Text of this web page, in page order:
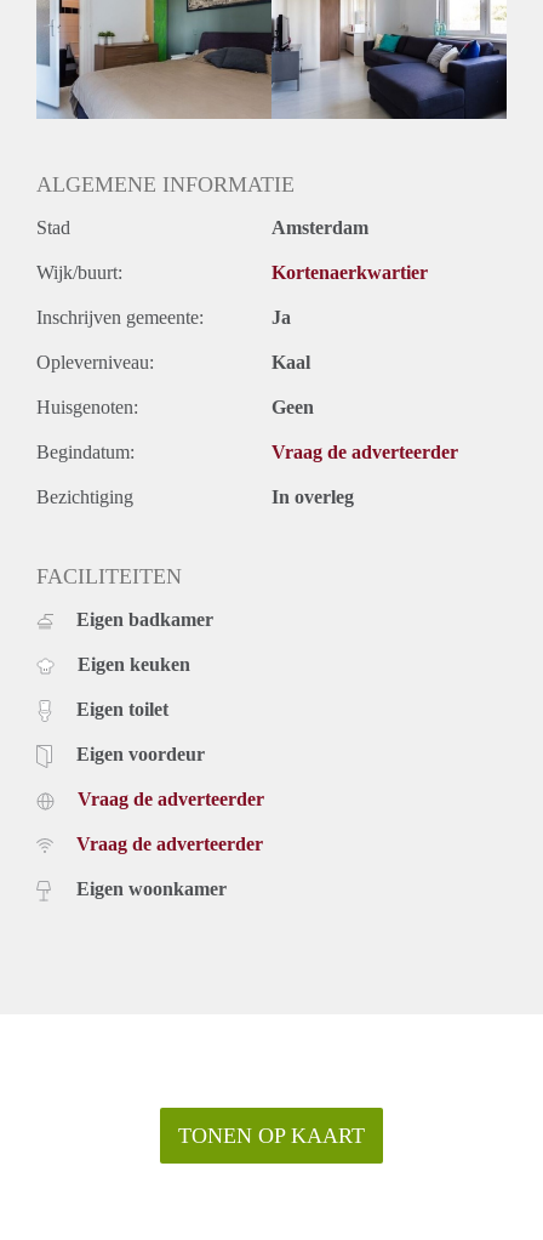
Inkomen eis
N.V.T.
Huurtermijn
Onbepaalde termijn
Oplevering
ALGEMENE INFORMATIE
Stad Amsterdam
Wijk/buurt: Kortenaerkwartier
Inschrijven gemeente: Ja
Opleverniveau: Kaal
Huisgenoten: Geen
Begindatum: Vraag de adverteerder
Bezichtiging In overleg
FACILITEITEN
Eigen badkamer
Eigen keuken
Eigen toilet
Eigen voordeur
Vraag de adverteerder
Vraag de adverteerder
Eigen woonkamer
TONEN OP KAART